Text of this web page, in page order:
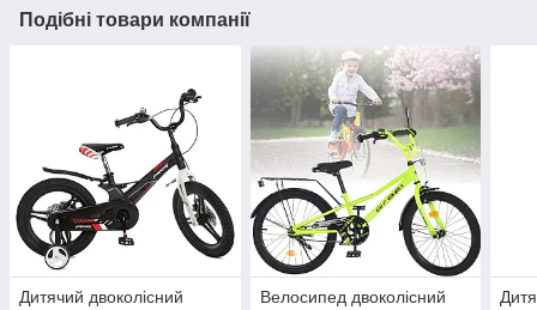
Подібні товари компанії
Дитячий двоколісний
Велосипед двоколісний